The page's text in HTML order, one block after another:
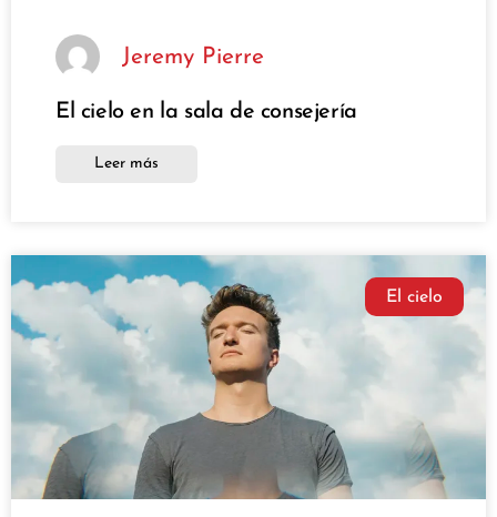
Jeremy Pierre
El cielo en la sala de consejería
Leer más
El cielo